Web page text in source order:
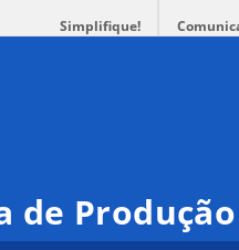
Simplifique!
de Produção